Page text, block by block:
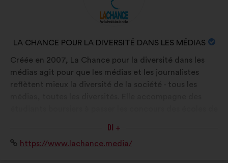
MAKE.ORG
IL
PROFILO
CHANCE
POUR
DANS
LES
NOME
DELL'ORGANIZZAZIONE:
LA CHANCE POUR LA DIVERSITÉ DANS LES MÉDIAS
Créée en 2007, La Chance pour la diversité dans les
médias agit pour que les médias et les journalistes
reflètent mieux la diversité de la société - tous les
publics en menant des actions en éducation aux
DI +
Sitohttps://www.lachance.media/